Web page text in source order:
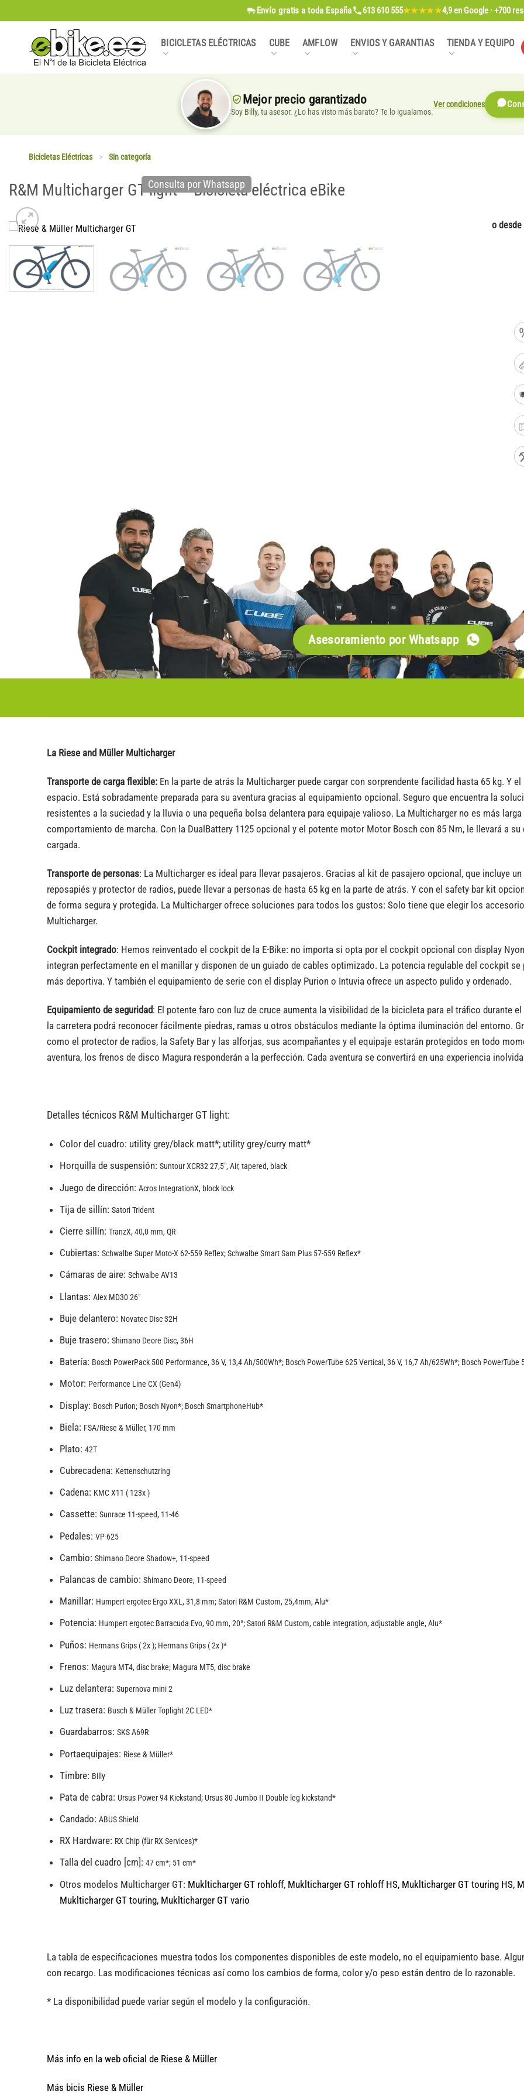
al
contenido
Envío gratis a toda España 613 610 555★★★★★4,9en Google · +700
BICICLETAS ELÉCTRICAS CUBE AMFLOW ENVIOS Y GARANTIAS TIENDA Y EQUIPO
Mejor precio garantizado
Soy Billy, tu asesor. ¿Lo has visto más barato? Te lo igualamos.
Ver condiciones
Bicicletas Eléctricas > Sin categoría
R&M Multicharger GT light – Bicicleta eléctrica eBike
Consulta por Whatsapp
o
Asesoramiento por Whatsapp
La Riese and Müller Multicharger
Transporte de carga flexible: En la parte de atrás la Multicharger puede cargar con sorprendente facilidad hasta 65 kg. Y
espacio. Está sobradamente preparada para su aventura gracias al equipamiento opcional. Seguro que encuentra la
resistentes a la suciedad y la lluvia o una pequeña bolsa delantera para equipaje valioso. La Multicharger no es más
comportamiento de marcha. Con la DualBattery 1125 opcional y el potente motor Motor Bosch con 85 Nm, le llevará a
cargada.
Transporte de personas: La Multicharger es ideal para llevar pasajeros. Gracias al kit de pasajero opcional, que incluye
reposapiés y protector de radios, puede llevar a personas de hasta 65 kg en la parte de atrás. Y con el safety bar kit
de forma segura y protegida. La Multicharger ofrece soluciones para todos los gustos: Solo tiene que elegir los
Multicharger.
Cockpit integrado: Hemos reinventado el cockpit de la E-Bike: no importa si opta por el cockpit opcional con display
integran perfectamente en el manillar y disponen de un guiado de cables optimizado. La potencia regulable del cockpit
más deportiva. Y también el equipamiento de serie con el display Purion o Intuvia ofrece un aspecto pulido y ordenado.
Equipamiento de seguridad: El potente faro con luz de cruce aumenta la visibilidad de la bicicleta para el tráfico durante
la carretera podrá reconocer fácilmente piedras, ramas u otros obstáculos mediante la óptima iluminación del entorno.
como el protector de radios, la Safety Bar y las alforjas, sus acompañantes y el equipaje estarán protegidos en todo
aventura, los frenos de disco Magura responderán a la perfección. Cada aventura se convertirá en una experiencia
Detalles técnicos R&M Multicharger GT light:
Color del cuadro: utility grey/black matt*; utility grey/curry matt*
Horquilla de suspensión: Suntour XCR32 27,5″, Air, tapered, black
Juego de dirección: Acros IntegrationX, block lock
Tija de sillín: Satori Trident
Cierre sillín: TranzX, 40,0 mm, QR
Cubiertas: Schwalbe Super Moto-X 62-559 Reflex; Schwalbe Smart Sam Plus 57-559 Reflex*
Cámaras de aire: Schwalbe AV13
Llantas: Alex MD30 26″
Buje delantero: Novatec Disc 32H
Buje trasero: Shimano Deore Disc, 36H
Batería: Bosch PowerPack 500 Performance, 36 V, 13,4 Ah/500Wh*; Bosch PowerTube 625 Vertical, 36 V, 16,7 Ah/625Wh*; Bosch PowerTube
Motor: Performance Line CX (Gen4)
Display: Bosch Purion; Bosch Nyon*; Bosch SmartphoneHub*
Biela: FSA/Riese & Müller, 170 mm
Plato: 42T
Cubrecadena: Kettenschutzring
Cadena: KMC X11 ( 123x )
Cassette: Sunrace 11-speed, 11-46
Pedales: VP-625
Cambio: Shimano Deore Shadow+, 11-speed
Palancas de cambio: Shimano Deore, 11-speed
Manillar: Humpert ergotec Ergo XXL, 31,8 mm; Satori R&M Custom, 25,4mm, Alu*
Potencia: Humpert ergotec Barracuda Evo, 90 mm, 20°; Satori R&M Custom, cable integration, adjustable angle, Alu*
Puños: Hermans Grips ( 2x ); Hermans Grips ( 2x )*
Frenos: Magura MT4, disc brake; Magura MT5, disc brake
Luz delantera: Supernova mini 2
Luz trasera: Busch & Müller Toplight 2C LED*
Guardabarros: SKS A69R
Portaequipajes: Riese & Müller*
Timbre: Billy
Pata de cabra: Ursus Power 94 Kickstand; Ursus 80 Jumbo II Double leg kickstand*
Candado: ABUS Shield
RX Hardware: RX Chip (für RX Services)*
Talla del cuadro [cm]: 47 cm*; 51 cm*
Otros modelos Multicharger GT: Muklticharger GT rohloff, Muklticharger GT rohloff HS, Muklticharger GT touring HS,
Muklticharger GT touring, Muklticharger GT vario
La tabla de especificaciones muestra todos los componentes disponibles de este modelo, no el equipamiento base.
con recargo. Las modificaciones técnicas así como los cambios de forma, color y/o peso están dentro de lo razonable.
* La disponibilidad puede variar según el modelo y la configuración.
Más info en la web oficial de Riese & Müller
Más bicis Riese & Müller